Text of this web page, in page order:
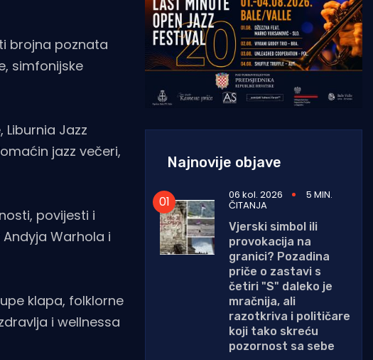
brojna poznata
simfonijske
Jazz
jazz večeri,
povijesti i
Warhola i
klapa, folklorne
i wellnessa
Najnovije objave
06 kol. 2026 5 MIN.
ČITANJA
Vjerski simbol ili
provokacija na
granici? Pozadina
priče o zastavi s
četiri "S" daleko je
mračnija, ali
razotkriva i političare
koji tako skreću
pozornost sa sebe